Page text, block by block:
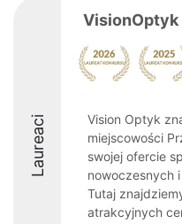
Laureaci
Vision Optyk
miejscowości
swojej ofercie
nowoczesnych
Tutaj
atrakcyjnych